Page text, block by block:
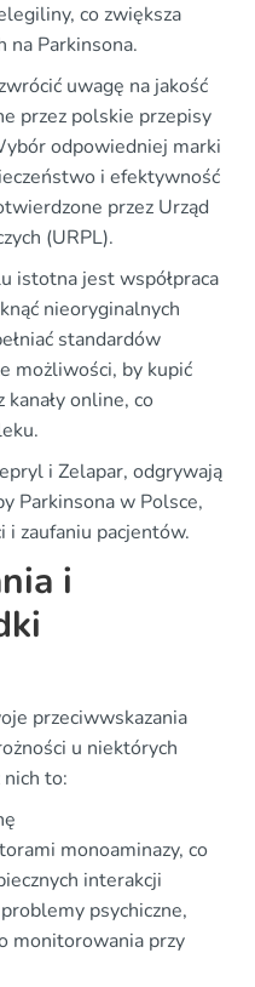
co zwiększa
na Parkinsona.
uwagę na jakość
przez polskie przepisy
odpowiedniej marki
i efektywność
przez Urząd
(URPL).
istotna jest współpraca
nieoryginalnych
standardów
możliwości, by kupić
online, co
i Zelapar, odgrywają
Parkinsona w Polsce,
i zaufaniu pacjentów.
i
przeciwwskazania
u niektórych
to:
monoaminazy, co
interakcji
psychiczne,
monitorowania przy